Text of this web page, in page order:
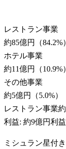
レストラン事業
約85億円
（84.2%）
ホテル事業
約11億円
（10.9%）
その他事業
約5億円
（5.0%）
レストラン事業
利益: 約9億円利
ミシュラン星付